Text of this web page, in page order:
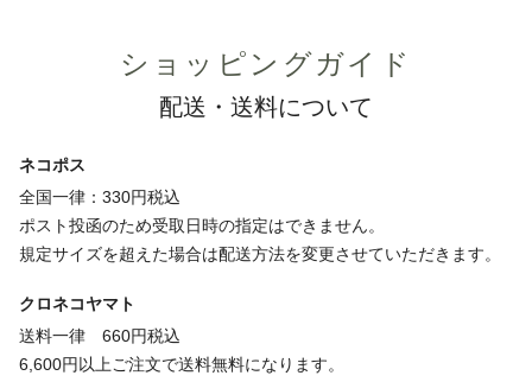
ショッピングガイド
配送・送料について
ネコポス
全国一律：330円税込
ポスト投函のため受取日時の指定はできません。
規定サイズを超えた場合は配送方法を変更させていただきます。
クロネコヤマト
送料一律 660円税込
6,600円以上ご注文で送料無料になります。